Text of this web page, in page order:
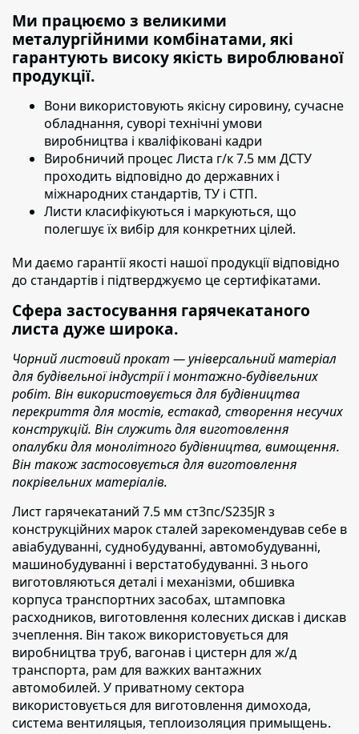
Ми працюємо з великими
металургійними комбінатами, які
гарантують високу якість вироблюваної
продукції.
Вони використовують якісну сировину, сучасне
обладнання, суворі технічні умови
виробництва і кваліфіковані кадри
Виробничий процес Листа г/к 7.5 мм ДСТУ
проходить відповідно до державних і
міжнародних стандартів, ТУ і СТП.
Листи класифікуються і маркуються, що
полегшує їх вибір для конкретних цілей.
Ми даємо гарантії якості нашої продукції відповідно
до стандартів і підтверджуємо це сертифікатами.
Сфера застосування гарячекатаного
листа дуже широка.
Чорний листовий прокат — універсальний матеріал
для будівельної індустрії і монтажно-будівельних
робіт. Він використовується для будівництва
перекриття для мостів, естакад, створення несучих
конструкцій. Він служить для виготовлення
опалубки для монолітного будівництва, вимощення.
Він також застосовується для виготовлення
покрівельних матеріалів.
Лист гарячекатаний 7.5 мм ст3пс/S235JR з
конструкційних марок сталей зарекомендувавсебе в
авіабудуванні, суднобудуванні, автомобудуванні,
машинобудуванні і верстатобудуванні. З нього
виготовляються деталі і механізми, обшивка
корпуса транспортних засобах, штамповка
расходников, виготовлення колесних дискав і дискав
зчеплення. Він також використовується для
виробництва труб, вагонав і цистерн для ж/д
транспорта, рам для важких вантажних
автомобилей. У приватному сектора
використовується для виготовлення димохода,
система вентиляцыя, теплоизоляция примыщень.